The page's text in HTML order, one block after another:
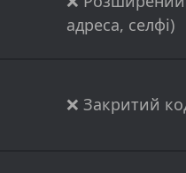
адреса, селфі)
❌ Закритий